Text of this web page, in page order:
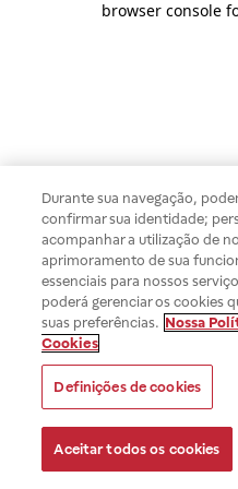
browser console
Durante sua navegação,
confirmar sua identidade;
acompanhar a utilização de
aprimoramento de sua
essenciais para nossos
poderá gerenciar os cookies
suas preferências. Nossa
Cookies
Definições de cookies
Aceitar todos os cookies